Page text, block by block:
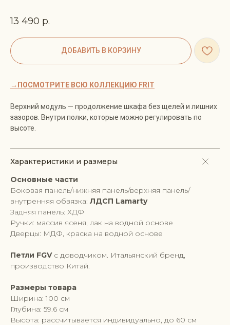
13 490 р.
ДОБАВИТЬ В КОРЗИНУ
→ПОСМОТРИТЕ ВСЮ КОЛЛЕКЦИЮ FRIT
Верхний модуль — продолжение шкафа без щелей и лишних
зазоров. Внутри полки, которые можно регулировать по
высоте.
Характеристики и размеры
Основные части
Боковая панель/нижняя панель/верхняя панель/
внутренняя обвязка: ЛДСП Lamarty
Задняя панель: ХДФ
Ручки: массив ясеня, лак на водной основе
Дверцы: МДФ, краска на водной основе
Петли FGVс доводчиком. Итальянский бренд,
производство Китай.
Размеры товара
Ширина: 100 см
Глубина: 59.6 см
Высота: рассчитывается индивидуально, до 60 см